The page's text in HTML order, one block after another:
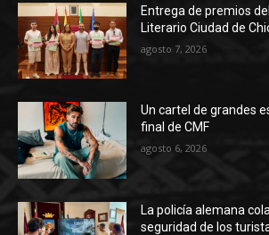
Entrega de premios
Literario Ciudad de
agosto 7, 2026
Un cartel de grandes
final de CMF
agosto 6, 2026
La policía alemana
seguridad de los